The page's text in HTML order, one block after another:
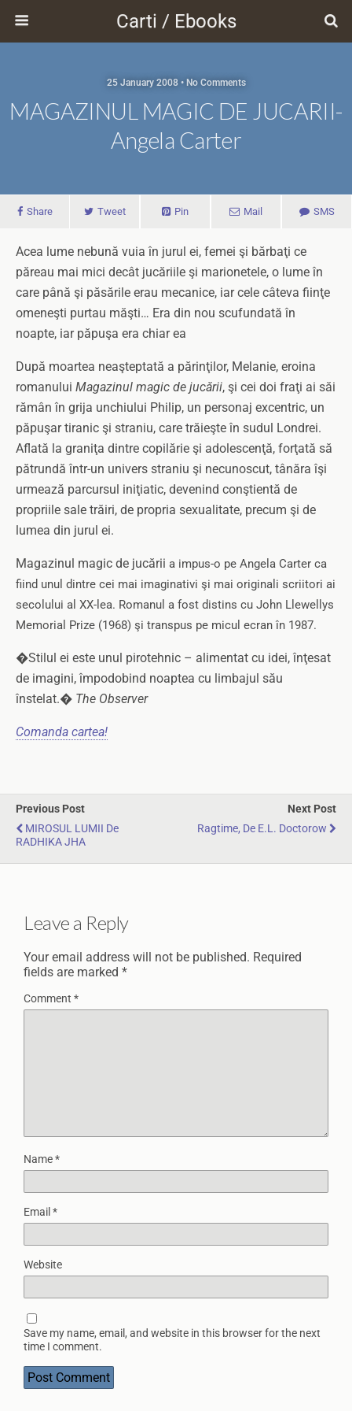
Carti / Ebooks
25 January 2008 • No Comments
MAGAZINUL MAGIC DE JUCARII-
Angela Carter
Share Tweet Pin Mail SMS
Acea lume nebună vuia în jurul ei, femei şi bărbaţi ce
păreau mai mici decât jucăriile şi marionetele, o lume în
care până şi păsările erau mecanice, iar cele câteva fiinţe
omeneşti purtau măşti… Era din nou scufundată în
noapte, iar păpuşa era chiar ea
După moartea neaşteptată a părinţilor, Melanie, eroina
romanului Magazinul magic de jucării, şi cei doi fraţi ai săi
rămân în grija unchiului Philip, un personaj excentric, un
păpuşar tiranic şi straniu, care trăieşte în sudul Londrei.
Aflată la graniţa dintre copilărie şi adolescenţă, forţată să
pătrundă într-un univers straniu şi necunoscut, tânăra îşi
urmează parcursul iniţiatic, devenind conştientă de
propriile sale trăiri, de propria sexualitate, precum şi de
lumea din jurul ei.
Magazinul magic de jucării a impus-o pe Angela Carter ca
fiind unul dintre cei mai imaginativi şi mai originali scriitori ai
secolului al XX-lea. Romanul a fost distins cu John Llewellys
Memorial Prize (1968) şi transpus pe micul ecran în 1987.
�Stilul ei este unul pirotehnic – alimentat cu idei, înţesat
de imagini, împodobind noaptea cu limbajul său
înstelat.� The Observer
Comanda cartea!
Previous Post
MIROSUL LUMII De
RADHIKA JHA
Next Post
Ragtime, De E.L. Doctorow
Leave a Reply
Your email address will not be published. Required
fields are marked *
Comment *
Name*
Email *
Website
Save my name, email, and website in this browser for the next
time I comment.